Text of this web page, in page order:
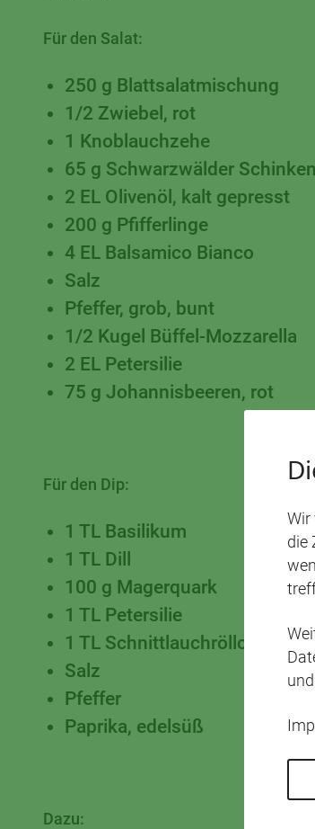
Für den Salat:
250 g Blattsalatmischung
1/2 Zwiebel, rot
1 Knoblauchzehe
65 g Schwarzwälder Schinken
2 EL Olivenöl, kalt gepresst
200 g Pfifferlinge
4 EL Balsamico Bianco
Salz
Pfeffer, grob, bunt
1/2 Kugel Büffel-Mozzarella
2 EL Petersilie
75 g Johannisbeeren, rot
Für den Dip:
1 TL Basilikum
1 TL Dill
100 g Magerquark
1 TL Petersilie
1 TL Schnittlauchröllchen
Salz
Pfeffer
Paprika, edelsüß
Dazu:
Wir
die